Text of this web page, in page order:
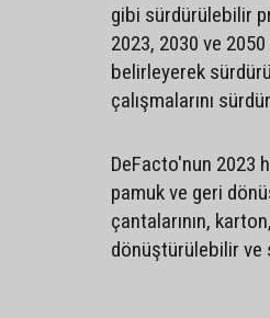
gibi sürdürülebilir
2023, 2030 ve
belirleyerek
çalışmalarını
DeFacto'nun 2023
pamuk ve geri
çantalarının,
dönüştürülebilir ve